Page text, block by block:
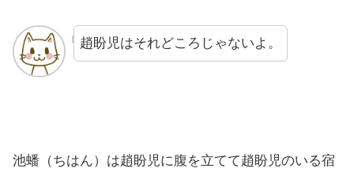
趙盼児はそれどころじゃないよ。
池蟠（ちはん）は趙盼児に腹を立てて趙盼児のいる宿